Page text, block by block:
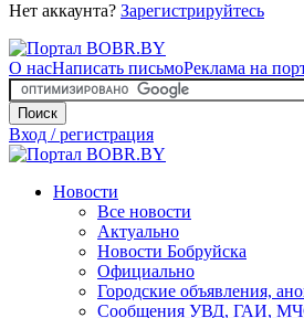
Нет аккаунта? Зарегистрируйтесь
О насНаписать письмоРеклама на
Поиск
Вход / регистрация
Новости
Все новости
Актуально
Новости Бобруйска
Официально
Городские объявления,
Сообщения УВД, ГАИ,